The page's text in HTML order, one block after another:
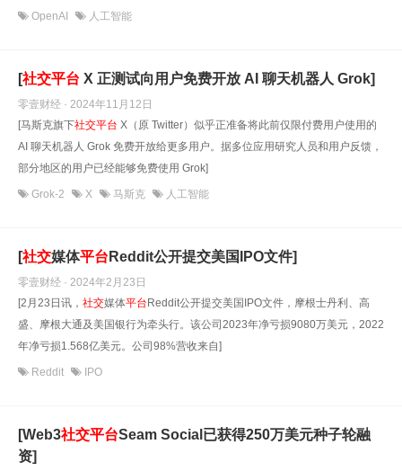
OpenAI 人工智能
[社交平台 X 正测试向用户免费开放 AI 聊天机器人 Grok]
零壹财经 · 2024年11月12日
[马斯克旗下社交平台 X（原 Twitter）似乎正准备将此前仅限付费用户使用的
AI 聊天机器人 Grok 免费开放给更多用户。据多位应用研究人员和用户反馈，
部分地区的用户已经能够免费使用 Grok]
Grok-2 X 马斯克 人工智能
[社交媒体平台 Reddit公开提交美国IPO文件]
零壹财经 · 2024年2月23日
[2月23日讯， 社交媒体平台Reddit公开提交美国IPO文件，摩根士丹利、高
盛、摩根大通及美国银行为牵头行。该公司2023年净亏损9080万美元，2022
年净亏损1.568亿美元。公司98%营收来自]
Reddit IPO
[Web3社交平台Seam Social已获得250万美元种子轮融
资]